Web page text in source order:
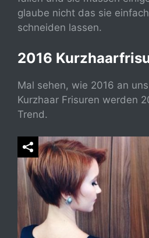
glaube nicht das sie
schneiden lassen.
2016
Mal sehen, wie 2016 an
Kurzhaar Frisuren werden
Trend.